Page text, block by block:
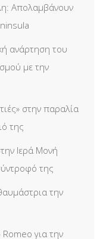
Απολαμβάνουν
ανάρτηση του
με την
στην παραλία
της
Ιερά Μονή
της
την
για την